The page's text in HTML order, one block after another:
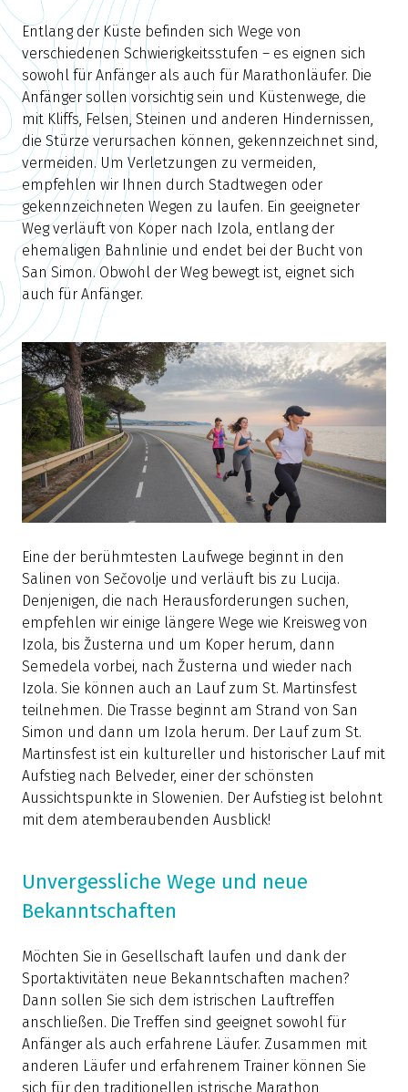
Entlang der Küste befinden sich Wege von
verschiedenen Schwierigkeitsstufen – es eignen sich
sowohl für Anfänger als auch für Marathonläufer. Die
Anfänger sollen vorsichtig sein und Küstenwege, die
mit Kliffs, Felsen, Steinen und anderen Hindernissen,
die Stürze verursachen können, gekennzeichnet sind,
vermeiden. Um Verletzungen zu vermeiden,
empfehlen wir Ihnen durch Stadtwegen oder
gekennzeichneten Wegen zu laufen. Ein geeigneter
Weg verläuft von Koper nach Izola, entlang der
ehemaligen Bahnlinie und endet bei der Bucht von
San Simon. Obwohl der Weg bewegt ist, eignet sich
auch für Anfänger.
Eine der berühmtesten Laufwege beginnt in den
Salinen von Sečovolje und verläuft bis zu Lucija.
Denjenigen, die nach Herausforderungen suchen,
empfehlen wir einige längere Wege wie Kreisweg von
Izola, bis Žusterna und um Koper herum, dann
Semedela vorbei, nach Žusterna und wieder nach
Izola. Sie können auch an Lauf zum St. Martinsfest
teilnehmen. Die Trasse beginnt am Strand von San
Simon und dann um Izola herum. Der Lauf zum St.
Martinsfest ist ein kultureller und historischer Lauf mit
Aufstieg nach Belveder, einer der schönsten
Aussichtspunkte in Slowenien. Der Aufstieg ist belohnt
mit dem atemberaubenden Ausblick!
Unvergessliche Wege und neue
Bekanntschaften
Möchten Sie in Gesellschaft laufen und dank der
Sportaktivitäten neue Bekanntschaften machen?
Dann sollen Sie sich dem istrischen Lauftreffen
anschließen. Die Treffen sind geeignet sowohl für
Anfänger als auch erfahrene Läufer. Zusammen mit
anderen Läufer und erfahrenem Trainer können Sie
sich für den traditionellen istrische Marathon